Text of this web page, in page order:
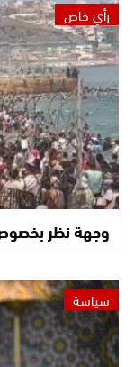
رأي خاص
وجهة نظر
سياسة